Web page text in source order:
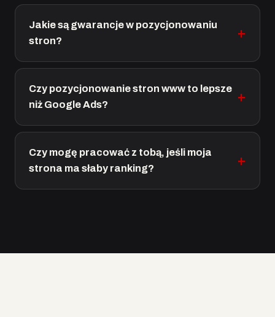
Jakie są gwarancje w pozycjonowaniu
stron?
Czy pozycjonowanie stron www to lepsze
niż Google Ads?
Czy mogę pracować z tobą, jeśli moja
strona ma słaby ranking?